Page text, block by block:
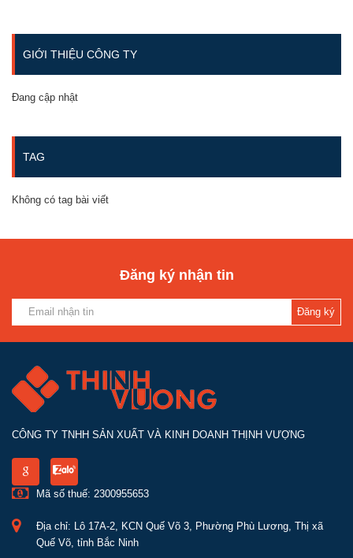
GIỚI THIỆU CÔNG TY
Đang cập nhật
TAG
Không có tag bài viết
Đăng ký nhận tin
Đăng ký
CÔNG TY TNHH SẢN XUẤT VÀ KINH DOANH THỊNH VƯỢNG
Mã số thuế: 2300955653
Địa chỉ: Lô 17A-2, KCN Quế Võ 3, Phường Phù Lương, Thị xã
Quế Võ, tỉnh Bắc Ninh